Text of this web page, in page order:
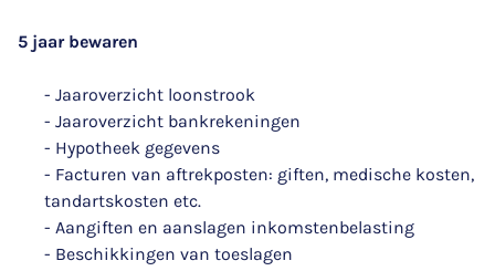
5 jaar bewaren
- Jaaroverzicht loonstrook
- Jaaroverzicht bankrekeningen
- Hypotheek gegevens
- Facturen van aftrekposten: giften, medische kosten,
tandartskosten etc.
- Aangiften en aanslagen inkomstenbelasting
- Beschikkingen van toeslagen